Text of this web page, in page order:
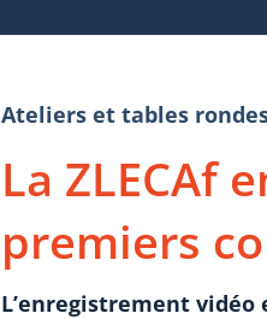
Ateliers et tables
La ZLECAf
premiers
L’enregistrement